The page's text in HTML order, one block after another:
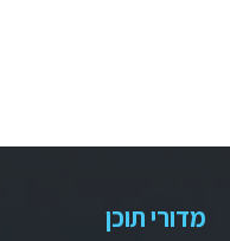
מדורי תוכן